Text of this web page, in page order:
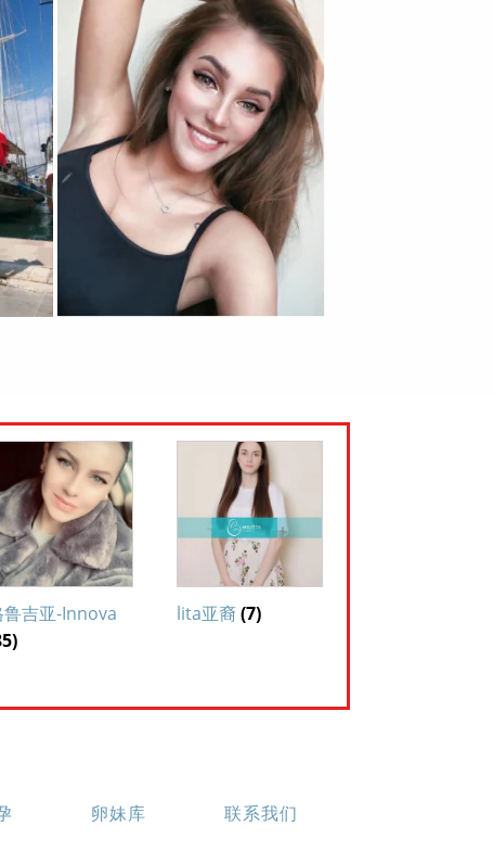
鲁吉亚-Innova
lita亚裔(7)
卵妹库 联系我们